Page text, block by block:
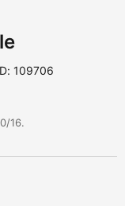
109706
16.